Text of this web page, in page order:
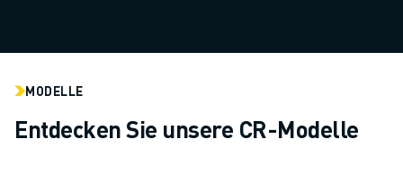
LICHTBOGENSCHWEISSEN
CNC-SCHLEIFEN
MODELLE
Entdecken Sie unsere CR-Modelle